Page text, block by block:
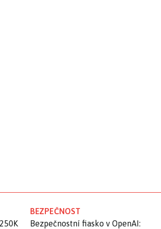
BEZPEČNOST
Bezpečnostní fiasko v OpenAI: